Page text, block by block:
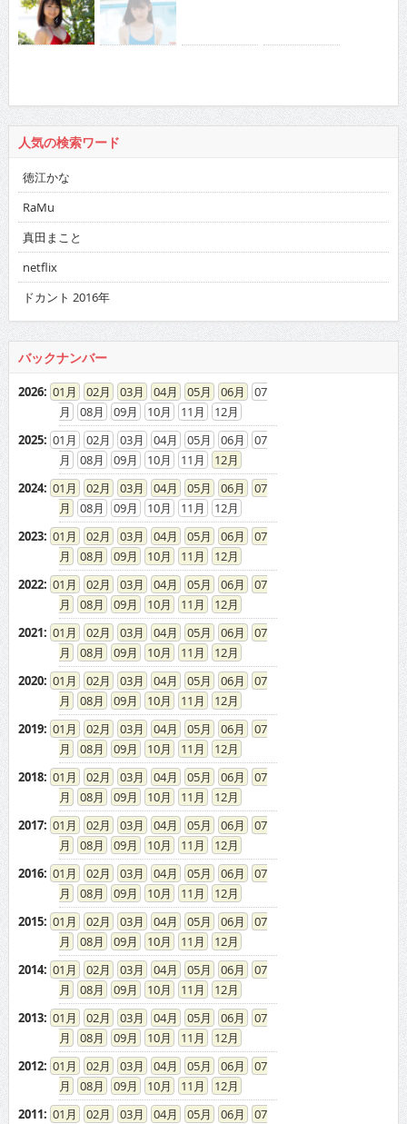
人気の検索ワード
徳江かな
RaMu
真田まこと
netflix
ドカント 2016年
バックナンバー
2026: 01 02 03 04 05 06
07
08
09 10 11
12
2025: 01 02 03 04 05 06
07
08
09 10 11
12
2024: 01 02 03 04 05 06
07
08
09 10 11
12
2023: 01 02 03 04 05 06
07
08
09 10 11
12
2022: 01 02 03 04 05 06
07
08
09 10 11
12
2021: 01 02 03 04 05 06
07
08
09 10 11
12
2020: 01 02 03 04 05 06
07
08
09 10 11
12
2019: 01 02 03 04 05 06
07
08
09 10 11
12
2018: 01 02 03 04 05 06
07
08
09 10 11
12
2017: 01 02 03 04 05 06
07
08
09 10 11
12
2016: 01 02 03 04 05 06
07
08
09 10 11
12
2015: 01 02 03 04 05 06
07
08
09 10 11
12
2014: 01 02 03 04 05 06
07
08
09 10 11
12
2013: 01 02 03 04 05 06
07
08
09 10 11
12
2012: 01 02 03 04 05 06
07
08
09 10 11
12
2011: 01 02 03 04 05 06
07